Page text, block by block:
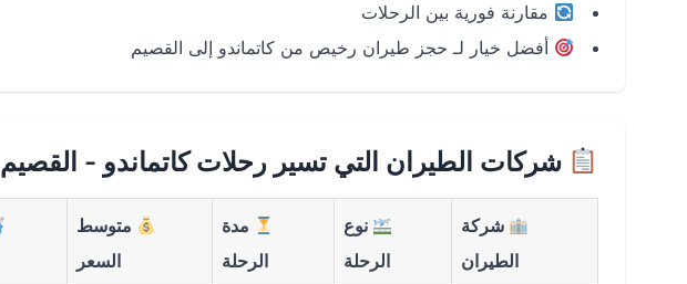
مقارنة فورية بين الرحلات
أفضل خيار لـ حجز طيران رخيص من كاتماندو إلى القصيم
شركات الطيران التي تسير رحلات كاتماندو - القصيم
شركة
الطيران
نوع
الرحلة
مدة
الرحلة
متوسط
السعر